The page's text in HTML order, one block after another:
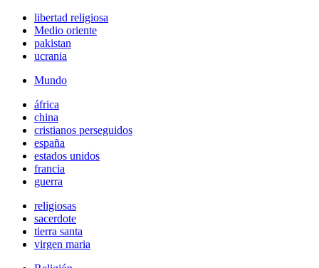
libertad religiosa
Medio oriente
pakistan
ucrania
Mundo
áfrica
china
cristianos perseguidos
españa
estados unidos
francia
guerra
religiosas
sacerdote
tierra santa
virgen maria